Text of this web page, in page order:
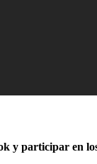
y participar en